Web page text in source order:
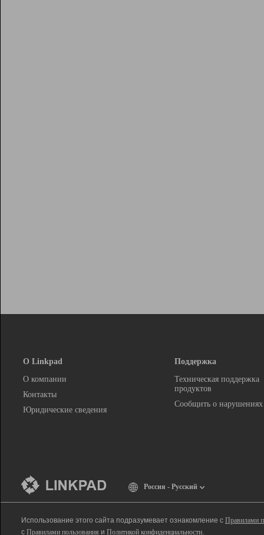
О Linkpad
О компании
Контакты
Юридические сведения
Поддержка
Техническая поддержка
продуктов
Сообщить о нарушениях
Россия - Русский
Использование этого сайта подразумевает ознакомление с Правилами
с Правилами пользования и Политикой конфиденциальности.